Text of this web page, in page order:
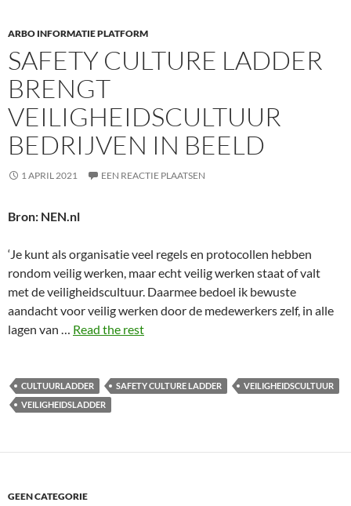
ARBO INFORMATIE PLATFORM
SAFETY CULTURE LADDER
BRENGT
VEILIGHEIDSCULTUUR
BEDRIJVEN IN BEELD
1 APRIL 2021 EEN REACTIE PLAATSEN
Bron: NEN.nl
‘Je kunt als organisatie veel regels en protocollen hebben
rondom veilig werken, maar echt veilig werken staat of valt
met de veiligheidscultuur. Daarmee bedoel ik bewuste
aandacht voor veilig werken door de mede­werkers zelf, in alle
lagen van … Read the rest
CULTUURLADDER SAFETY CULTURE LADDER
VEILIGHEIDSCULTUUR
VEILIGHEIDSLADDER
GEEN CATEGORIE